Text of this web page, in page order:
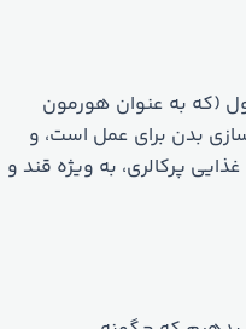
(که به عنوان هورمون
بدن برای عمل است، و
پرکالری، به ویژه قند و